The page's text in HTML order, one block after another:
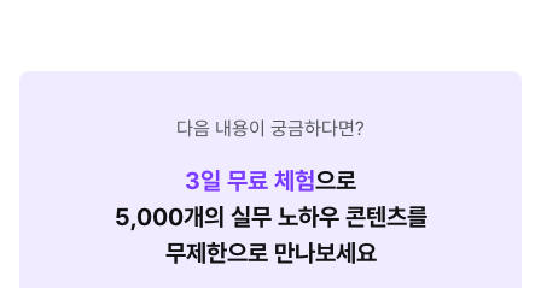
다음 내용이 궁금하다면?
3일 무료 체험으로
5,000개의 실무 노하우 콘텐츠를
무제한으로 만나보세요